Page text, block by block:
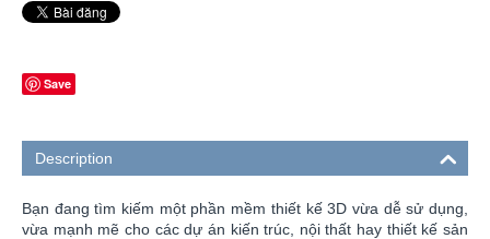
Save
Description
Bạn đang tìm kiếm một phần mềm thiết kế 3D vừa dễ sử dụng,
vừa mạnh mẽ cho các dự án kiến trúc, nội thất hay thiết kế sản